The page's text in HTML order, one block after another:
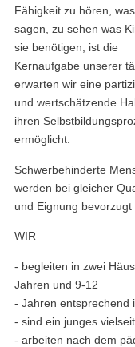
Fähigkeit zu hören,
sagen, zu sehen was
sie benötigen, ist die
Kernaufgabe unserer
erwarten wir eine
und wertschätzende
ihren
ermöglicht.
Schwerbehinderte
werden bei gleicher
und Eignung bevorzugt
WIR
- begleiten in zwei
Jahren und 9-12
- Jahren entsprechend
- sind ein junges
- arbeiten nach dem